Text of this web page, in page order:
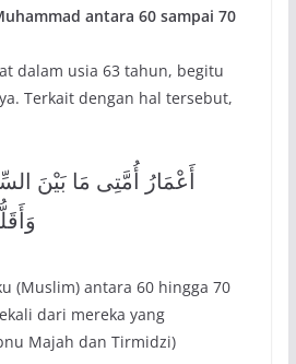
antara 60 sampai 70
dalam usia 63 tahun, begitu
Terkait dengan hal tersebut,
أَعْمَارُ أُمَّتِى مَا بَيْنَ
(Muslim) antara 60 hingga 70
dari mereka yang
Majah dan Tirmidzi)